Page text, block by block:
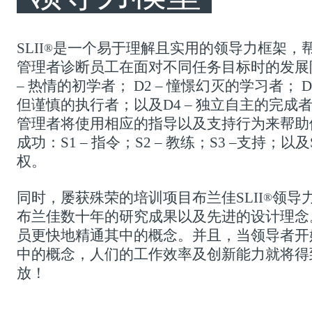
SLII®是一个易于理解且实用的领导力框架，
管理者诊断员工在面对不同任务目标时的发
– 热情的初学者； D2 – 憧憬幻灭的学习者；
但谨慎的执行者；以及D4 – 独立自主的完成
管理者将使用相应的指导以及支持行为来帮
成功：S1 – 指令；S2 – 教练；S3 –支持；以及
权。
同时，屡获殊荣的培训项目布兰佳SLII®领导
布兰佳数十年的研究成果以及先进的设计理
员更快地精通其中的概念。并且，当领导者
中的概念，人们的工作效率及创新能力就将
放！